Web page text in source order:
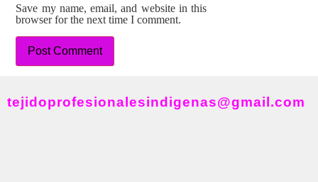
Save my name, email, and website in this
browser for the next time I comment.
tejidoprofesionalesindigenas@gmail.com